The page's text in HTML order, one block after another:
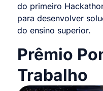
do primeiro
para desenvolver
do ensino superior.
Prêmio
Trabalho